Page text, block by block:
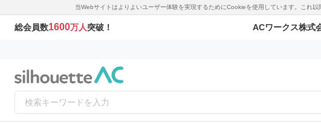
当Webサイトはよりよいユーザー体験を実現するためにCookieを使用しています。これ
総会員数1600万人突破！ ACワークス株式